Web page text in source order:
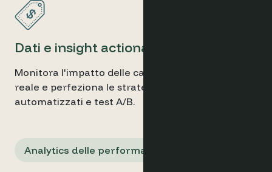
Dati e insight actionable
Monitora l'impatto delle campagne in tempo
reale e perfeziona le strategie con report
automatizzati e test A/B.
Analytics delle performance